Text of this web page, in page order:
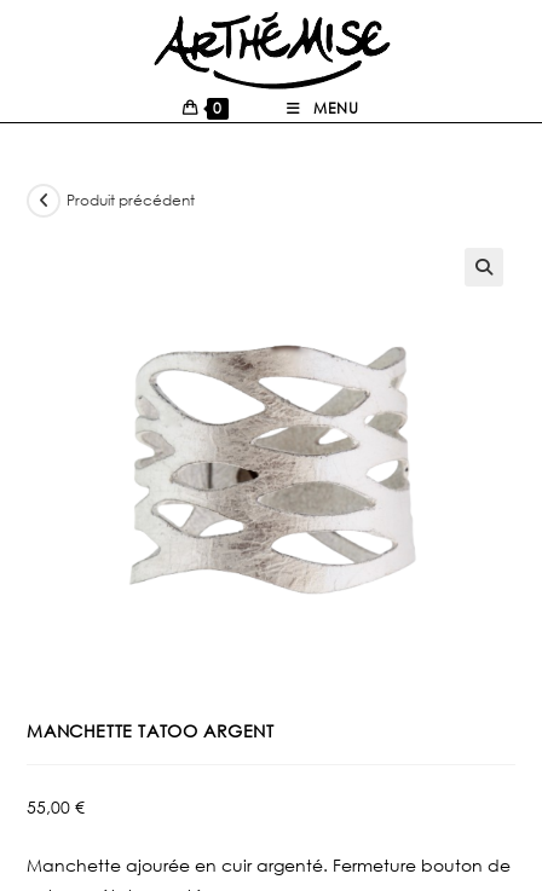
0 MENU
Produit précédent
MANCHETTE TATOO ARGENT
55,00€
Manchette ajourée en cuir argenté. Fermeture bouton de